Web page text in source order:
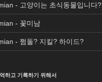
- 고양이는 초식동물입니다?
- 꽃미남
- 쩜돌? 지킬? 하이드?
하고 기록하기 위해서